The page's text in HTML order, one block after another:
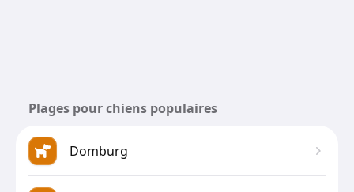
Plages pour chiens populaires
Domburg